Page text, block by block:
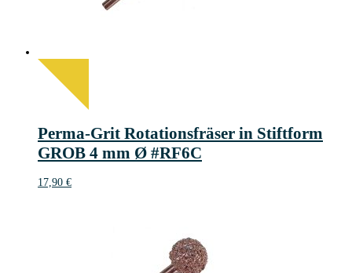
Perma-Grit Rotationsfräser in Stiftform
GROB 4 mm Ø #RF6C
17,90 €